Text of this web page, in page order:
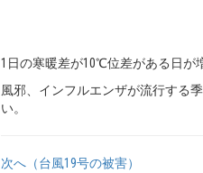
1日の寒暖差が10℃位差がある日が
風邪、インフルエンザが流行する
い。
次へ（台風19号の被害）